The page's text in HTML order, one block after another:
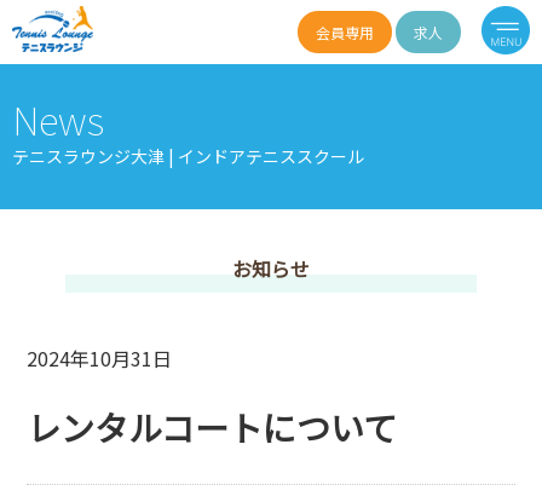
会員専用 求人
News
テニスラウンジ大津 | インドアテニススクール
お知らせ
2024年10月31日
レンタルコートについて